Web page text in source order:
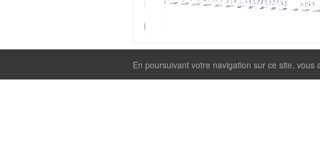
En poursuivant votre navigation sur ce site, vous